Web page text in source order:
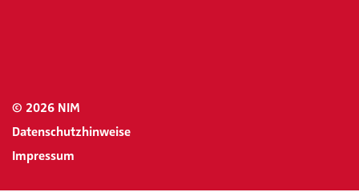
© 2026 NIM
Datenschutzhinweise
Impressum